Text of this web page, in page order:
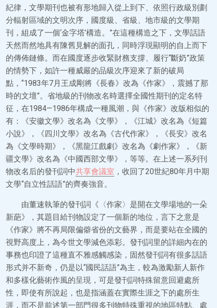
紀律，文學期刊也被有形地歸入從上到下、依照行政級別劃
分輻射區域的文明次序，國度級、省級、地市級的文學期
刊，組成了一個‘金字塔’構造。”在這種構造之下，文學話語
天然而然地具有陳舊見解的面孔，同時浮現顯明的自上而下
的傳佈鏈條。而在國度逐步收緊財務支撐、履行“斷奶”政策
的情勢下，如許一種威嚴的品級次序迎來了新的破局
點，“1983年7月王成剛將《長春》改為《作家》，震撼了那
時的文壇”。省地級的刊物改名時選擇全國性期刊的定名特
征，在1984—1986年構成一種風潮，與《作家》改版相似的
有：《安徽文學》改名為《文學》，《江城》改名為《短篇
小說》，《四川文學》改名為《古代作家》，《長安》改名
為《文學時期》，《黑龍江戲劇》改名為《劇作家》，《新
疆文學》改名為《中國西部文學》，等等。在上述一系列刊
物改名后的發刊詞中共享會議室 ，收回了20世紀80年月中期
文學“自立性話語”的齊奏強音。
由董速執筆的發刊詞《〈作家〉是開在文學場地的一朵
新葩》，其題目給刊物設定了一個新的地位，言下之意是
《作家》將不再局限偏僻省份的文藝界，而是要站在全國的
視野高度上，為今世文學減色添彩。發刊詞里的詳細內在的
事務也印證了這種直不雅感觸感染，固然發刊詞有很多話語
形式并不新奇，仍是以“國民話語”為主，較為激勵新人新作
和多樣化藝術作風的呈現，可是發刊詞特殊留意回避處所
性，即使有所說起，也是指涵蓋在實際生涯之下的處所生
涯，而不是前述第一部門很多刊物特殊重視的地區特點、處